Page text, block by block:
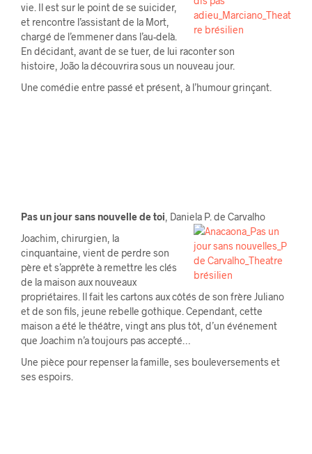
vie. Il est sur le point de se suicider,
et rencontre l’assistant de la Mort,
chargé de l’emmener dans l’au-delà.
En décidant, avant de se tuer, de lui raconter son
histoire, João la découvrira sous un nouveau jour.
Une comédie entre passé et présent, à l’humour grinçant.
Pas un jour sans nouvelle de toi , Daniela P. de Carvalho
Joachim, chirurgien, la
cinquantaine, vient de perdre son
père et s’apprête à remettre les clés
de la maison aux nouveaux
propriétaires. Il fait les cartons aux côtés de son frère Juliano
et de son fils, jeune rebelle gothique. Cependant, cette
maison a été le théâtre, vingt ans plus tôt, d’un événement
que Joachim n’a toujours pas accepté…
Une pièce pour repenser la famille, ses bouleversements et
ses espoirs.